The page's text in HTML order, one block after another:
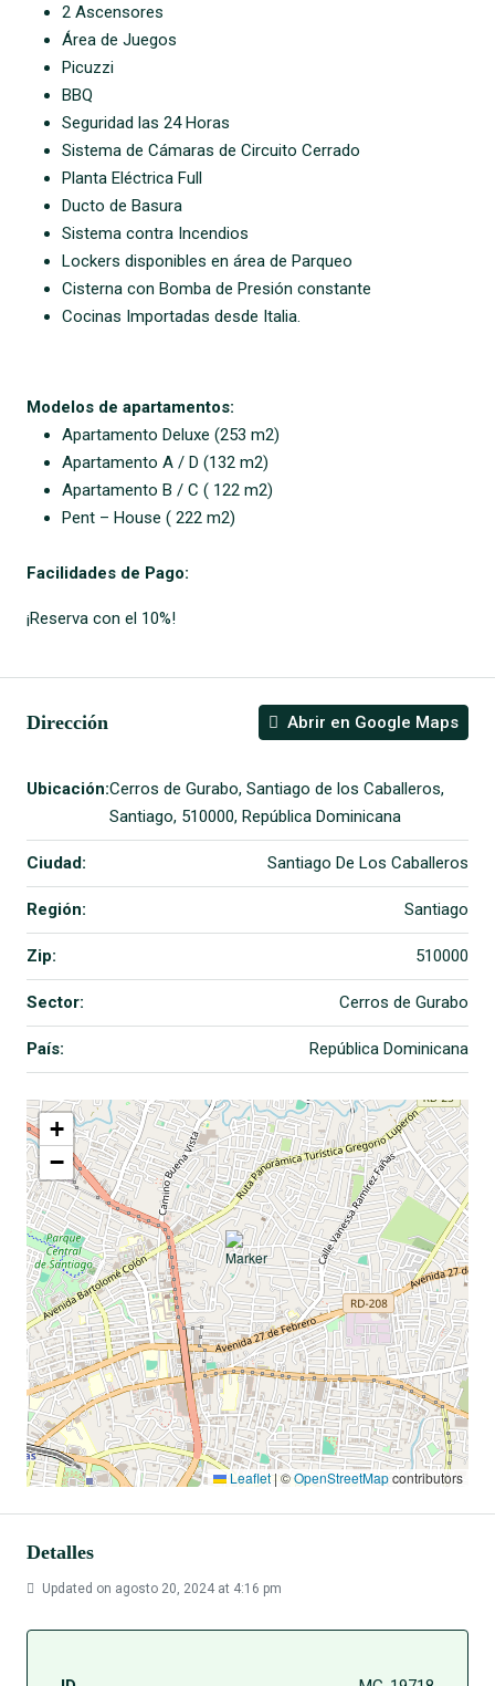
2 Ascensores
Área de Juegos
Picuzzi
BBQ
Seguridad las 24 Horas
Sistema de Cámaras de Circuito Cerrado
Planta Eléctrica Full
Ducto de Basura
Sistema contra Incendios
Lockers disponibles en área de Parqueo
Cisterna con Bomba de Presión constante
Cocinas Importadas desde Italia.
Modelos de apartamentos:
Apartamento Deluxe (253 m2)
Apartamento A / D (132 m2)
Apartamento B / C ( 122 m2)
Pent – House ( 222 m2)
Facilidades de Pago:
¡Reserva con el 10%!
Dirección Abrir en Google Maps
Ubicación:Cerros de Gurabo, Santiago de los Caballeros,
Santiago, 510000, República Dominicana
Ciudad: Santiago De Los Caballeros
Región: Santiago
Zip: 510000
Sector: Cerros de Gurabo
País: República Dominicana
+
−
Leaflet|©OpenStreetMapcontributors
Detalles
Updated on agosto 20, 2024 at 4:16 pm